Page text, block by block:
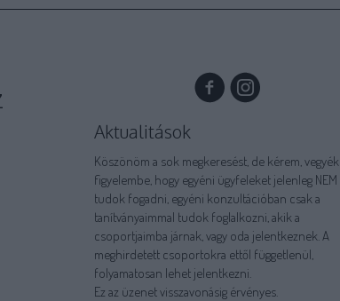
Aktualitások
Köszönöm a sok megkeresést, de kérem, vegyék
figyelembe, hogy egyéni ügyfeleket jelenleg NEM
tudok fogadni, egyéni konzultációban csak a
tanítványaimmal tudok foglalkozni, akik a
csoportjaimba járnak, vagy oda jelentkeznek. A
meghirdetett csoportokra ettől függetlenül,
folyamatosan lehet jelentkezni.
Ez az üzenet visszavonásig érvényes.